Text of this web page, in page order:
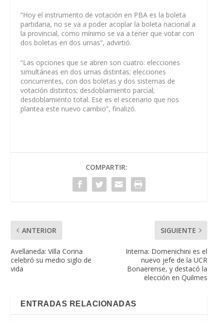
“Hoy el instrumento de votación en PBA es la boleta
partidaria, no se va a poder acoplar la boleta nacional a
la provincial, como mínimo se va a tener que votar con
dos boletas en dos urnas”, advirtió.
“Las opciones que se abren son cuatro: elecciones
simultáneas en dos urnas distintas; elecciones
concurrentes, con dos boletas y dos sistemas de
votación distintos; desdoblamiento parcial;
desdoblamiento total. Ese es el escenario que nos
plantea este nuevo cambio”, finalizó.
COMPARTIR:
ANTERIOR
Avellaneda: Villa Corina
celebró su medio siglo de
vida
SIGUIENTE
Interna: Domenichini es el
nuevo jefe de la UCR
Bonaerense, y destacó la
elección en Quilmes
ENTRADAS RELACIONADAS